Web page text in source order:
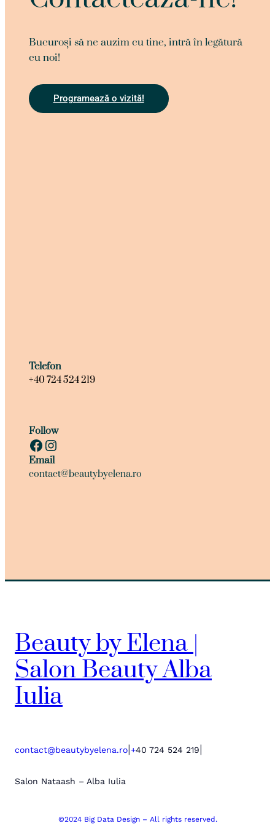
Bucuroși să ne auzim cu tine, intră în legătură
cu noi!
Programează o vizită!
Telefon
+40 724 524 219
Follow
Facebook Instagram
Email
contact@beautybyelena.ro
Beauty by Elena |
Salon Beauty Alba
Iulia
contact@beautybyelena.ro +40 724 524 219
Salon Nataash – Alba Iulia
©2024 Big Data Design – All rights reserved.